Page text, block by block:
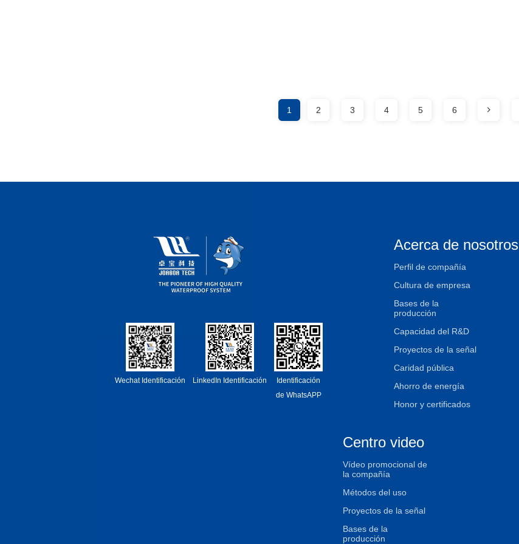
1 2 3 4 5 6
Wechat Identificación LinkedIn Identificación
Identificación
de WhatsAPP
Acerca de nosotros
Perfil de compañía
Cultura de empresa
Bases de la
producción
Capacidad del R&D
Proyectos de la señal
Caridad pública
Ahorro de energía
Honor y certificados
Centro video
Vídeo promocional de
la compañía
Métodos del uso
Proyectos de la señal
Bases de la
producción